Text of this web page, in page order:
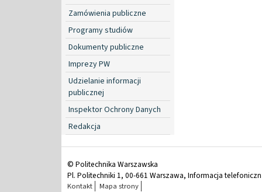
Zamówienia publiczne
Programy studiów
Dokumenty publiczne
Imprezy PW
Udzielanie informacji
publicznej
Inspektor Ochrony Danych
Redakcja
© Politechnika Warszawska
Pl. Politechniki 1, 00-661 Warszawa, Informacja
Kontakt Mapa strony